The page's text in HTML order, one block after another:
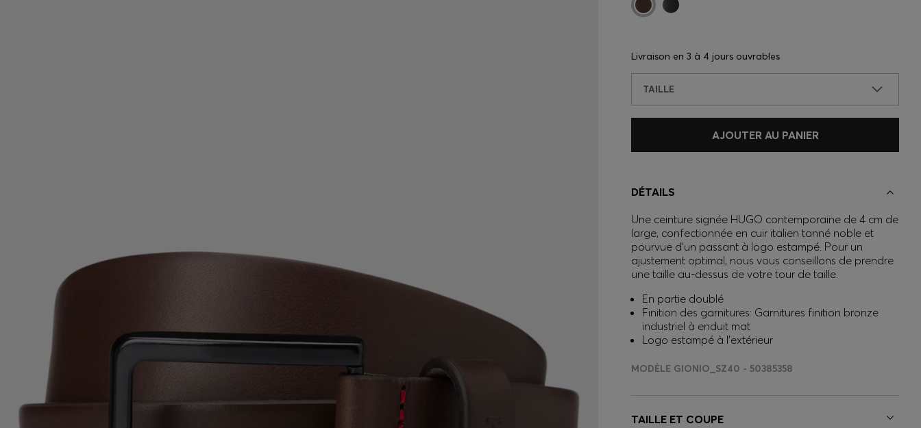
Livraison en 3 à 4 jours ouvrables
TAILLE
AJOUTER AU PANIER
DÉTAILS
Une ceinture signée HUGO contemporaine de 4 cm de
large, confectionnée en cuir italien tanné noble et
pourvue d’un passant à logo estampé. Pour un
ajustement optimal, nous vous conseillons de prendre
une taille au-dessus de votre tour de taille.
En partie doublé
Finition des garnitures: Garnitures finition bronze
industriel à enduit mat
Logo estampé à l’extérieur
MODÈLE GIONIO_SZ40 - 50385358
TAILLE ET COUPE